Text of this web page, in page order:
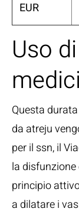
EUR
Uso
Questa
da atreju
per il ssn, il
la
principio
a dilatare i